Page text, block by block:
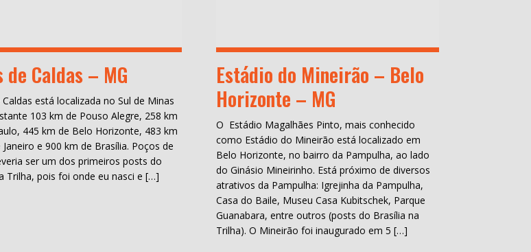
de Caldas – MG
está localizada no Sul de Minas
103 km de Pouso Alegre, 258 km
445 km de Belo Horizonte, 483 km
Janeiro e 900 km de Brasília. Poços de
ser um dos primeiros posts do
Trilha, pois foi onde eu nasci e […]
Estádio do Mineirão – Belo
Horizonte – MG
O Estádio Magalhães Pinto, mais conhecido
como Estádio do Mineirão está localizado em
Belo Horizonte, no bairro da Pampulha, ao lado
do Ginásio Mineirinho. Está próximo de diversos
atrativos da Pampulha: Igrejinha da Pampulha,
Casa do Baile, Museu Casa Kubitschek, Parque
Guanabara, entre outros (posts do Brasília na
Trilha). O Mineirão foi inaugurado em 5 […]